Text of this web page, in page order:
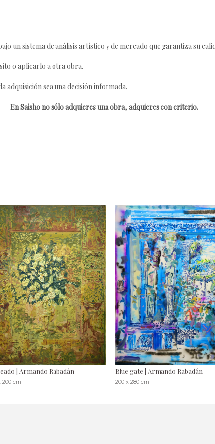
un sistema de análisis artístico y de mercado que garantiza su
o aplicarlo a otra obra.
adquisición sea una decisión informada.
En Saisho no sólo adquieres una obra, adquieres con criterio.
| Armando Rabadán
200 cm
Blue gate | Armando Rabadán
200 x 280 cm